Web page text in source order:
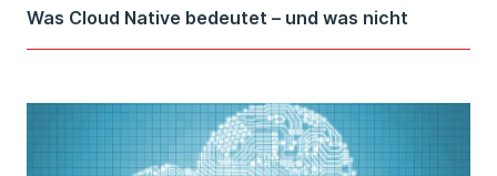
Was Cloud Native bedeutet – und was nicht